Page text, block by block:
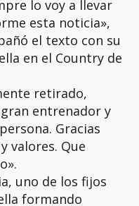
lo voy a llevar
esta noticia»,
el texto con su
en el Country de
retirado,
entrenador y
Gracias
valores. Que
uno de los fijos
formando